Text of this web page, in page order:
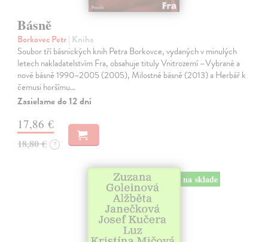
Básně
Borkovec Petr| Kniha
Soubor tří básnických knih Petra Borkovce, vydaných v minulých
letech nakladatelstvím Fra, obsahuje tituly Vnitrozemí –Vybrané a
nové básně 1990–2005 (2005), Milostné básně (2013) a Herbář k
čemusi horšímu…
Zasielame do 12 dní
17,86 €
18,80 € ?
na sklade